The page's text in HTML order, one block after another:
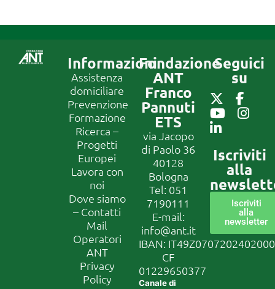
Informazioni
Assistenza
domiciliare
Prevenzione
Formazione
Ricerca –
Progetti
Europei
Lavora con
noi
Dove siamo
– Contatti
Mail
Operatori
ANT
Privacy
Policy
Fondazione
ANT
Franco
Pannuti
ETS
via Jacopo
di Paolo 36
40128
Bologna
Tel: 051
7190111
E-mail:
info@ant.it
IBAN:
CF
01229650377
Canale di
Seguici
su
Iscriviti
alla
Iscriviti
alla
newsletter